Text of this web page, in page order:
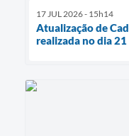
17 JUL 2026 - 15h14
Atualização de
realizada no dia